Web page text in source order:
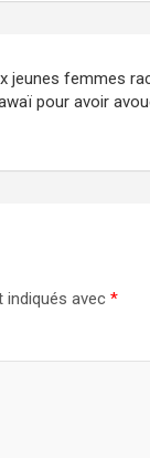
jeunes femmes
pour avoir
avec *